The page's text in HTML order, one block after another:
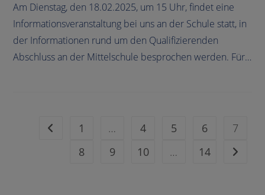
Am Dienstag, den 18.02.2025, um 15 Uhr, findet eine
Informationsveranstaltung bei uns an der Schule statt, in
der Informationen rund um den Qualifizierenden
Abschluss an der Mittelschule besprochen werden. Für…
1 … 4 5 6
7
8
9 10 … 14